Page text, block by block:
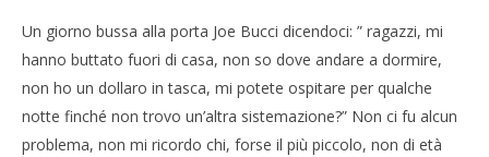
Un giorno bussa alla porta Joe Bucci dicendoci: ” ragazzi, mi
hanno buttato fuori di casa, non so dove andare a dormire,
non ho un dollaro in tasca, mi potete ospitare per qualche
notte finché non trovo un’altra sistemazione?” Non ci fu alcun
problema, non mi ricordo chi, forse il più piccolo, non di età